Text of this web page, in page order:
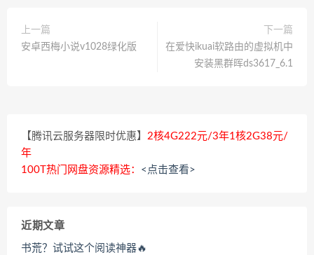
上一篇
安卓西梅小说v1028绿化版
下一篇
在爱快ikuai软路由的虚拟机中
安装黑群晖ds3617_6.1
【腾讯云服务器限时优惠】 2核4G222元/3年1核2G38元/
年
100T热门网盘资源精选： <点击查看>
近期文章
书荒？试试这个阅读神器🔥